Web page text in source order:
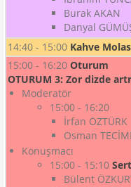
Burak AKAN
Danyal
14:40 - 15:00 Kahve
15:00 - 16:20 Oturum
OTURUM 3: Zor dizde
Moderatör
15:00 - 16:20
İrfan ÖZTÜRK
Osman
Konuşmacı
15:00 - 15:10
Bülent